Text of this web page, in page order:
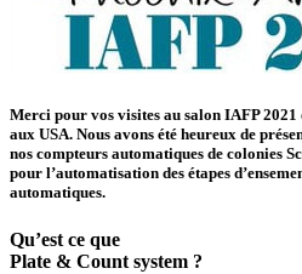
Merci pour vos visites au salon IAFP 2021
aux USA. Nous avons été heureux de
nos compteurs automatiques de colonies
pour l’automatisation des étapes
automatiques.
Qu’est ce que
Plate & Count system ?